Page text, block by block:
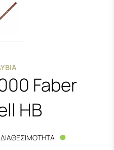
Faber
ΗΒ
ΔΙΑΘΕΣΙΜΟΤΗΤΑ